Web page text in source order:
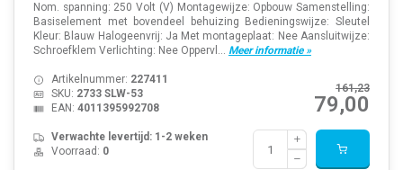
Nom. spanning: 250 Volt (V) Montagewijze: Opbouw Samenstelling:
Basiselement met bovendeel behuizing Bedieningswijze: Sleutel
Kleur: Blauw Halogeenvrij: Ja Met montageplaat: Nee Aansluitwijze:
Schroefklem Verlichting: Nee Oppervl... Meer informatie »
161,23
79,00
Artikelnummer: 227411
SKU: 2733 SLW-53
EAN: 4011395992708
Verwachte levertijd: 1-2 weken
Voorraad: 0